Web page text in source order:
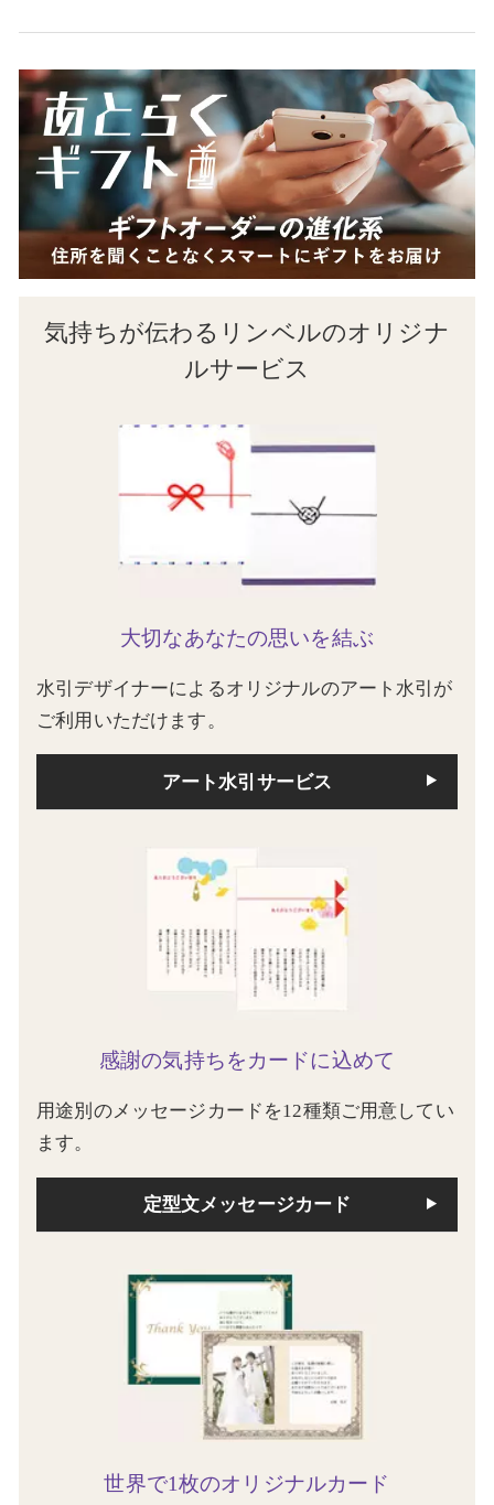
気持ちが伝わるリンベルのオリジナ
ルサービス
大切なあなたの思いを結ぶ
水引デザイナーによるオリジナルのアート水引が
ご利用いただけます。
アート水引サービス
感謝の気持ちをカードに込めて
用途別のメッセージカードを12種類ご用意してい
ます。
定型文メッセージカード
世界で1枚のオリジナルカード